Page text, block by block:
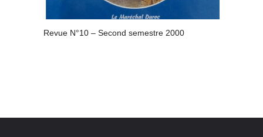
Revue N°10 – Second semestre 2000